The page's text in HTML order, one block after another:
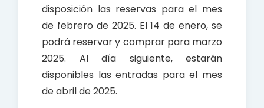
disposición las reservas para el mes
de febrero de 2025. El 14 de enero, se
podrá reservar y comprar para marzo
2025. Al día siguiente, estarán
disponibles las entradas para el mes
de abril de 2025.